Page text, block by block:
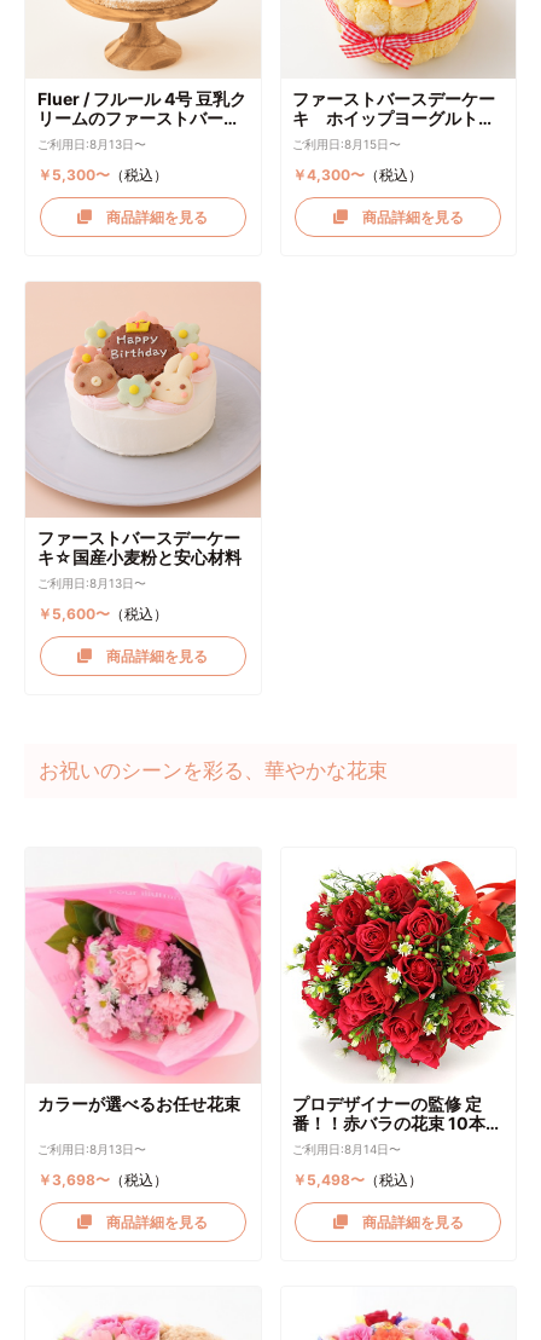
Fluer / フルール 4号 豆乳ク
リームのファーストバース
デーケーキ ケーキトッパー
付き
ご利用日:8月13日〜
￥5,300〜（税込）
商品詳細を見る
ファーストバースデーケー
キ ホイップヨーグルトク
リーム
ご利用日:8月15日〜
￥4,300〜 （税込）
商品詳細を見る
ファーストバースデーケー
キ☆国産小麦粉と安心材料
ご利用日:8月13日〜
￥5,600〜（税込）
商品詳細を見る
お祝いのシーンを彩る、華やかな花束
カラーが選べるお任せ花束
ご利用日:8月13日〜
￥3,698〜（税込）
商品詳細を見る
プロデザイナーの監修 定
番！！赤バラの花束 10本～
選択可能
ご利用日:8月14日〜
￥5,498〜 （税込）
商品詳細を見る